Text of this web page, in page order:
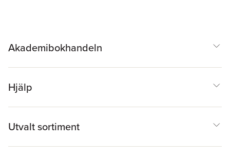
Akademibokhandeln
Hjälp
Utvalt sortiment